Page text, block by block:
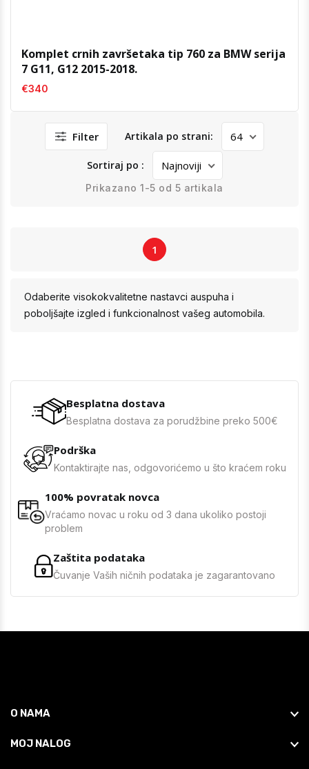
Komplet crnih završetaka tip 760 za BMW serija
7 G11, G12 2015-2018.
€340
Filter Artikala po strani:
Sortiraj po :
Prikazano 1-5 od 5 artikala
1
Odaberite visokokvalitetne nastavci auspuha i
poboljšajte izgled i funkcionalnost vašeg automobila.
Besplatna dostava
Besplatna dostava za porudžbine preko 500€
Podrška
Kontaktirajte nas, odgovorićemo u što kraćem roku
100% povratak novca
Vraćamo novac u roku od 3 dana ukoliko postoji
problem
Zaštita podataka
Čuvanje Vaših ničnih podataka je zagarantovano
O NAMA
MOJ NALOG